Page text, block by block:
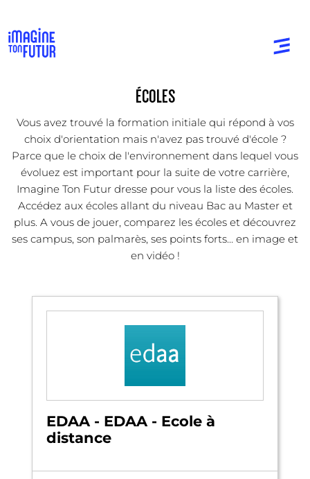
ÉCOLES
Vous avez trouvé la formation initiale qui répond à vos
choix d'orientation mais n'avez pas trouvé d'école ?
Parce que le choix de l'environnement dans lequel vous
évoluez est important pour la suite de votre carrière,
Imagine Ton Futur dresse pour vous la liste des écoles.
Accédez aux écoles allant du niveau Bac au Master et
plus. A vous de jouer, comparez les écoles et découvrez
ses campus, son palmarès, ses points forts... en image et
en vidéo !
EDAA - EDAA - Ecole à
distance